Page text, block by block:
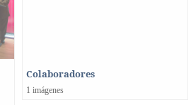
Colaboradores
1 imágenes